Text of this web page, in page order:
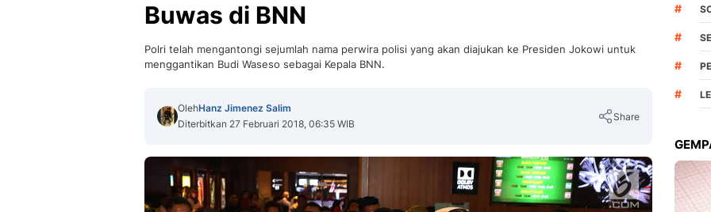
Buwas di BNN
Polri telah mengantongi sejumlah nama perwira polisi yang akan diajukan ke Presiden Jokowi untuk
menggantikan Budi Waseso sebagai Kepala BNN.
OlehHanz Jimenez Salim
Diterbitkan 27 Februari 2018, 06:35 WIB
Share
Copy Link
#
#
#
#